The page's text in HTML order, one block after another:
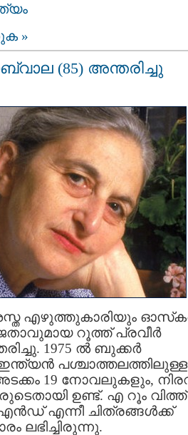
»
(85) അന്തരിച്ചു
എഴുത്തുകാരിയും
റൂത്ത് പ്രവീര്‍
1975 ല്‍ ബുക്കര്‍
പശ്ചാത്തലത്തിലുള്ള
അടക്കം 19 നോവലുകളും,
ഉണ്ട്. എ റൂം
എന്നീ ചിത്രങ്ങള്‍ക്ക്
ലഭിച്ചിരുന്നു.